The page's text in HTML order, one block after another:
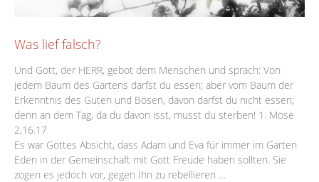
Was lief falsch?
Und Gott, der HERR, gebot dem Menschen und sprach: Von
jedem Baum des Gartens darfst du essen; aber vom Baum der
Erkenntnis des Guten und Bösen, davon darfst du nicht essen;
denn an dem Tag, da du davon isst, musst du sterben! 1. Mose
2,16.17
Es war Gottes Absicht, dass Adam und Eva für immer im Garten
Eden in der Gemeinschaft mit Gott Freude haben sollten. Sie
zogen es jedoch vor, gegen Ihn zu rebellieren …